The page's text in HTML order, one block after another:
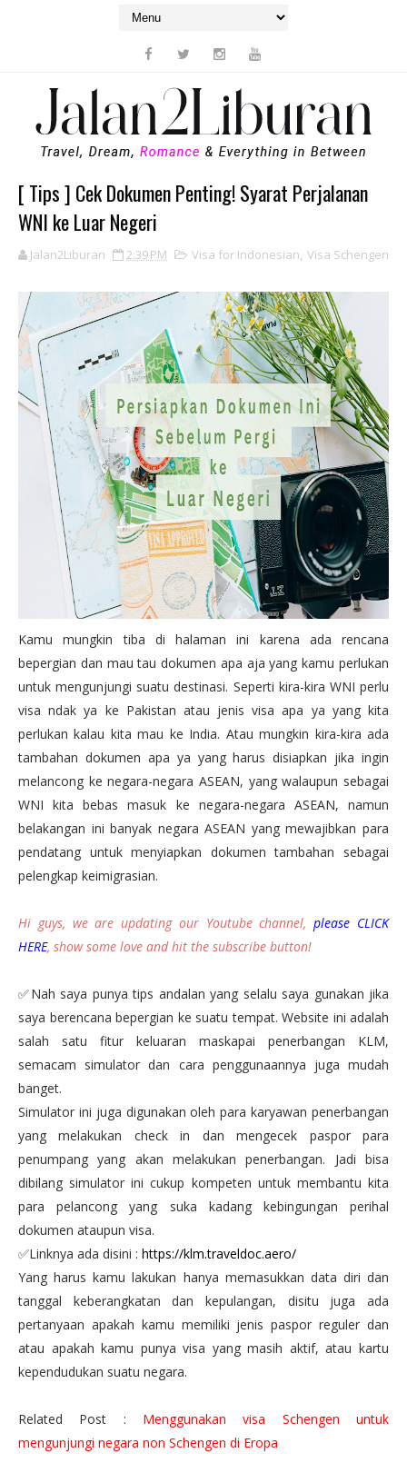
[ Tips ] Cek Dokumen Penting! Syarat Perjalanan
WNI ke Luar Negeri
Jalan2Liburan 2:39 PM Visa for Indonesian, Visa Schengen
Kamu mungkin tiba di halaman ini karena ada rencana
bepergian dan mau tau dokumen apa aja yang kamu perlukan
untuk mengunjungi suatu destinasi. Seperti kira-kira WNI perlu
visa ndak ya ke Pakistan atau jenis visa apa ya yang kita
perlukan kalau kita mau ke India. Atau mungkin kira-kira ada
tambahan dokumen apa ya yang harus disiapkan jika ingin
melancong ke negara-negara ASEAN, yang walaupun sebagai
WNI kita bebas masuk ke negara-negara ASEAN, namun
belakangan ini banyak negara ASEAN yang mewajibkan para
pendatang untuk menyiapkan dokumen tambahan sebagai
pelengkap keimigrasian.
Hi guys, we are updating our Youtube channel,please CLICK
HERE, show some love and hit the subscribe button!
✅Nah saya punya tips andalan yang selalu saya gunakan jika
saya berencana bepergian ke suatu tempat. Website ini adalah
salah satu fitur keluaran maskapai penerbangan KLM,
semacam simulator dan cara penggunaannya juga mudah
banget.
Simulator ini juga digunakan oleh para karyawan penerbangan
yang melakukan check in dan mengecek paspor para
penumpang yang akan melakukan penerbangan. Jadi bisa
dibilang simulator ini cukup kompeten untuk membantu kita
para pelancong yang suka kadang kebingungan perihal
dokumen ataupun visa.
✅Linknya ada disini : https://klm.traveldoc.aero/
Yang harus kamu lakukan hanya memasukkan data diri dan
tanggal keberangkatan dan kepulangan, disitu juga ada
pertanyaan apakah kamu memiliki jenis paspor reguler dan
atau apakah kamu punya visa yang masih aktif, atau kartu
kependudukan suatu negara.
Related Post : Menggunakan visa Schengen untuk
mengunjungi negara non Schengen di Eropa